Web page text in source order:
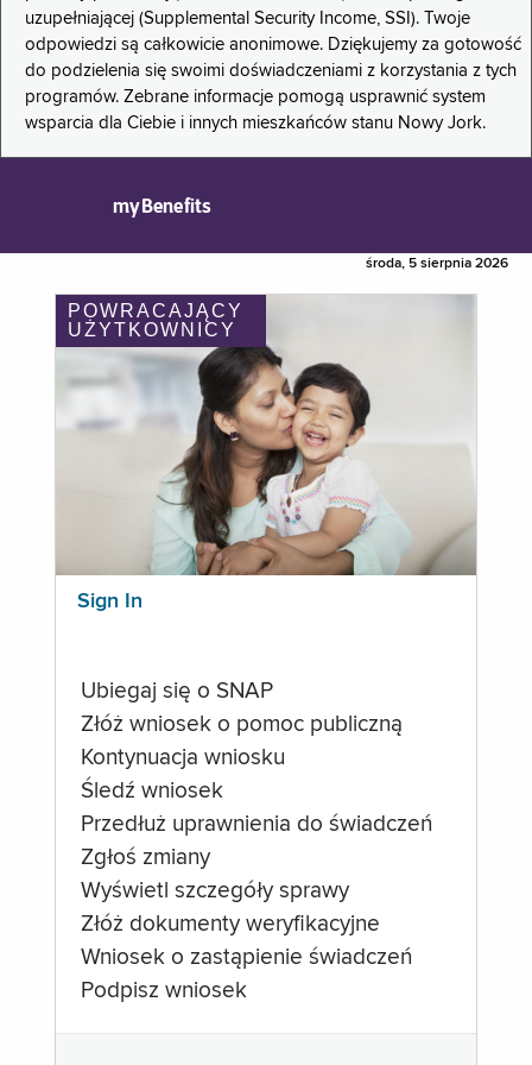
uzupełniającej (Supplemental Security Income, SSI). Twoje
odpowiedzi są całkowicie anonimowe. Dziękujemy za gotowość
do podzielenia się swoimi doświadczeniami z korzystania z tych
programów. Zebrane informacje pomogą usprawnić system
wsparcia dla Ciebie i innych mieszkańców stanu Nowy Jork.
myBenefits
środa, 5 sierpnia 2026
POWRACAJĄCY
UŻYTKOWNICY
Sign In
Ubiegaj się o SNAP
Złóż wniosek o pomoc publiczną
Kontynuacja wniosku
Śledź wniosek
Przedłuż uprawnienia do świadczeń
Zgłoś zmiany
Wyświetl szczegóły sprawy
Złóż dokumenty weryfikacyjne
Wniosek o zastąpienie świadczeń
Podpisz wniosek